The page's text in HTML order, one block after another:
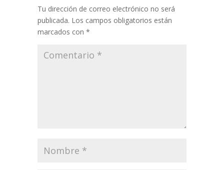
Tu dirección de correo electrónico no será
publicada. Los campos obligatorios están
marcados con *